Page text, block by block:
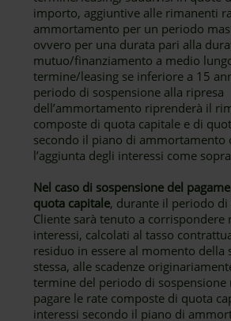
importo, aggiuntive alle rimanenti
ammortamento per un periodo
ovvero per una durata pari alla
mutuo/finanziamento a medio
termine/leasing se inferiore a 15
periodo di sospensione alla ripresa
dell’ammortamento riprenderà il
composte di quota capitale e di
secondo il piano di ammortamento
l’aggiunta degli interessi come
Nel caso di sospensione del
quota capitale, durante il periodo di
Cliente sarà tenuto a corrispondere
interessi, calcolati al tasso
residuo in essere al momento della
stessa, alle scadenze
termine del periodo di sospensione
pagare le rate composte di quota
interessi secondo il piano di